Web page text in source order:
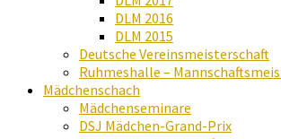
DLM 2016
DLM 2015
Deutsche Vereinsmeisterschaft
Ruhmeshalle –
Mädchenschach
Mädchenseminare
DSJ Mädchen-Grand-Prix